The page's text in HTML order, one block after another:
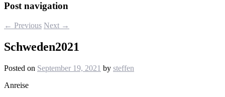
Post navigation
← Previous Next →
Schweden2021
Posted on September 19, 2021 by steffen
Anreise